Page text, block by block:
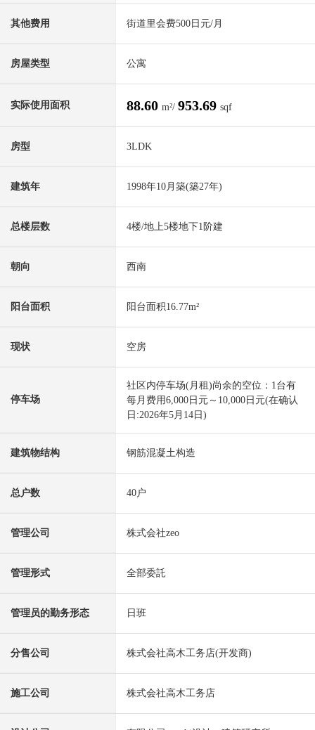
其他费用 街道里会费500日元/月
房屋类型 公寓
实际使用面积 88.60 m²/ 953.69 sqf
房型 3LDK
建筑年 1998年10月築(築27年)
总楼层数 4楼/地上5楼地下1阶建
朝向 西南
阳台面积 阳台面积16.77m²
现状 空房
停车场
社区内停车场(月租)尚余的空位：1台有
每月费用6,000日元～10,000日元(在确认
日:2026年5月14日)
建筑物结构 钢筋混凝土构造
总户数 40户
管理公司 株式会社zeo
管理形式 全部委託
管理员的勤务形态 日班
分售公司 株式会社高木工务店(开发商)
施工公司 株式会社高木工务店